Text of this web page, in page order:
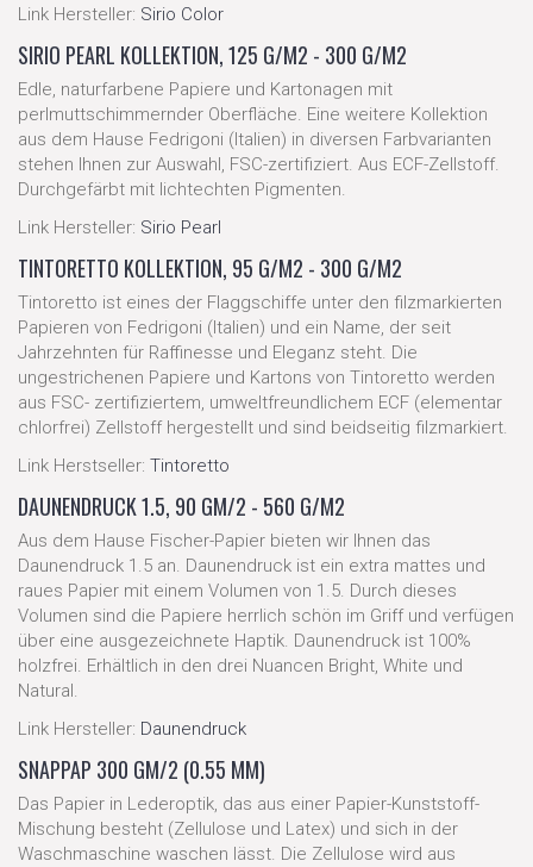
Link Hersteller: Sirio Color
SIRIO PEARL KOLLEKTION, 125 G/M2 - 300 G/M2
Edle, naturfarbene Papiere und Kartonagen mit
perlmuttschimmernder Oberfläche. Eine weitere Kollektion
aus dem Hause Fedrigoni (Italien) in diversen Farbvarianten
stehen Ihnen zur Auswahl, FSC-zertifiziert. Aus ECF-Zellstoff.
Durchgefärbt mit lichtechten Pigmenten.
Link Hersteller: Sirio Pearl
TINTORETTO KOLLEKTION, 95 G/M2 - 300 G/M2
Tintoretto ist eines der Flaggschiffe unter den filzmarkierten
Papieren von Fedrigoni (Italien) und ein Name, der seit
Jahrzehnten für Raffinesse und Eleganz steht. Die
ungestrichenen Papiere und Kartons von Tintoretto werden
aus FSC- zertifiziertem, umweltfreundlichem ECF (elementar
chlorfrei) Zellstoff hergestellt und sind beidseitig filzmarkiert.
Link Herstseller: Tintoretto
DAUNENDRUCK 1.5, 90 GM/2 - 560 G/M2
Aus dem Hause Fischer-Papier bieten wir Ihnen das
Daunendruck 1.5 an. Daunendruck ist ein extra mattes und
raues Papier mit einem Volumen von 1.5. Durch dieses
Volumen sind die Papiere herrlich schön im Griff und verfügen
über eine ausgezeichnete Haptik. Daunendruck ist 100%
holzfrei. Erhältlich in den drei Nuancen Bright, White und
Natural.
Link Hersteller: Daunendruck
SNAPPAP 300 GM/2 (0.55 MM)
Das Papier in Lederoptik, das aus einer Papier-Kunststoff-
Mischung besteht (Zellulose und Latex) und sich in der
Waschmaschine waschen lässt. Die Zellulose wird aus